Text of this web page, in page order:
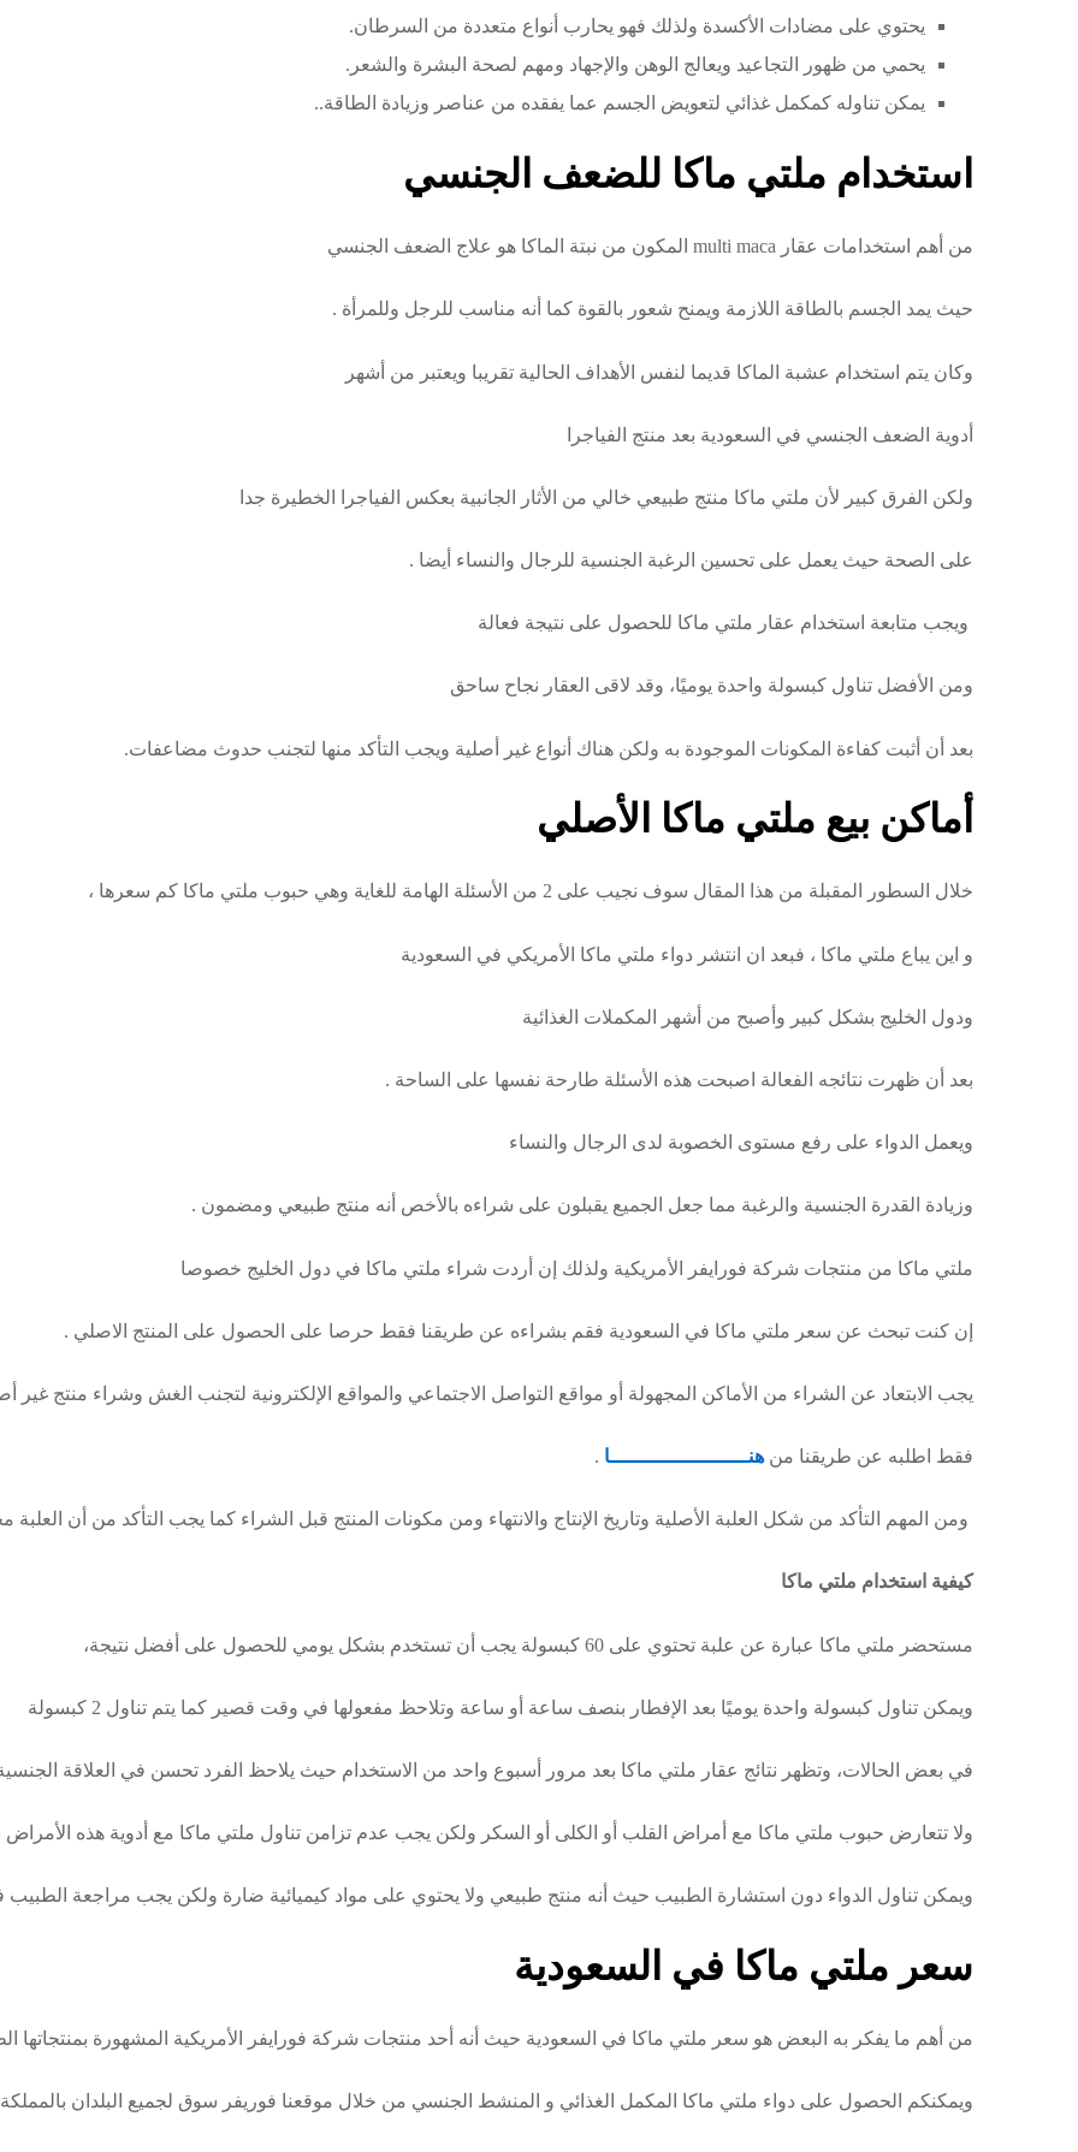
يحتوي على مضادات الأكسدة ولذلك فهو يحارب أنواع متعددة من السرطان.
يحمي من ظهور التجاعيد ويعالج الوهن والإجهاد ومهم لصحة البشرة والشعر.
يمكن تناوله كمكمل غذائي لتعويض الجسم عما يفقده من عناصر وزيادة الطاقة..
استخدام ملتي ماكا للضعف الجنسي
من أهم استخدامات عقار multi maca المكون من نبتة الماكا هو علاج الضعف الجنسي
حيث يمد الجسم بالطاقة اللازمة ويمنح شعور بالقوة كما أنه مناسب للرجل وللمرأة .
وكان يتم استخدام عشبة الماكا قديما لنفس الأهداف الحالية تقريبا ويعتبر من أشهر
أدوية الضعف الجنسي في السعودية بعد منتج الفياجرا
ولكن الفرق كبير لأن ملتي ماكا منتج طبيعي خالي من الأثار الجانبية بعكس الفياجرا الخطيرة جدا
على الصحة حيث يعمل على تحسين الرغبة الجنسية للرجال والنساء أيضا .
ويجب متابعة استخدام عقار ملتي ماكا للحصول على نتيجة فعالة
ومن الأفضل تناول كبسولة واحدة يوميًا، وقد لاقى العقار نجاح ساحق
بعد أن أثبت كفاءة المكونات الموجودة به ولكن هناك أنواع غير أصلية ويجب التأكد منها لتجنب حدوث مضاعفات.
أماكن بيع ملتي ماكا الأصلي
خلال السطور المقبلة من هذا المقال سوف نجيب على 2 من الأسئلة الهامة للغاية وهي حبوب ملتي ماكا كم سعرها ،
و اين يباع ملتي ماكا ، فبعد ان انتشر دواء ملتي ماكا الأمريكي في السعودية
ودول الخليج بشكل كبير وأصبح من أشهر المكملات الغذائية
بعد أن ظهرت نتائجه الفعالة اصبحت هذه الأسئلة طارحة نفسها على الساحة .
ويعمل الدواء على رفع مستوى الخصوبة لدى الرجال والنساء
وزيادة القدرة الجنسية والرغبة مما جعل الجميع يقبلون على شراءه بالأخص أنه منتج طبيعي ومضمون .
ملتي ماكا من منتجات شركة فورايفر الأمريكية ولذلك إن أردت شراء ملتي ماكا في دول الخليج خصوصا
إن كنت تبحث عن سعر ملتي ماكا في السعودية فقم بشراءه عن طريقنا فقط حرصا على الحصول على المنتج الاصلي .
يجب الابتعاد عن الشراء من الأماكن المجهولة أو مواقع التواصل الاجتماعي والمواقع الإلكترونية لتجنب الغش وشراء منتج غير
فقط اطلبه عن طريقنا من هنـــــــــــــــــــــــا .
ومن المهم التأكد من شكل العلبة الأصلية وتاريخ الإنتاج والانتهاء ومن مكونات المنتج قبل الشراء كما يجب التأكد من أن العلبة
كيفية استخدام ملتي ماكا
مستحضر ملتي ماكا عبارة عن علبة تحتوي على 60 كبسولة يجب أن تستخدم بشكل يومي للحصول على أفضل نتيجة،
ويمكن تناول كبسولة واحدة يوميًا بعد الإفطار بنصف ساعة أو ساعة وتلاحظ مفعولها في وقت قصير كما يتم تناول 2 كبسولة
في بعض الحالات، وتظهر نتائج عقار ملتي ماكا بعد مرور أسبوع واحد من الاستخدام حيث يلاحظ الفرد تحسن في العلاقة
ولا تتعارض حبوب ملتي ماكا مع أمراض القلب أو الكلى أو السكر ولكن يجب عدم تزامن تناول ملتي ماكا مع أدوية هذه الأمراض
ويمكن تناول الدواء دون استشارة الطبيب حيث أنه منتج طبيعي ولا يحتوي على مواد كيميائية ضارة ولكن يجب مراجعة
سعر ملتي ماكا في السعودية
من أهم ما يفكر به البعض هو سعر ملتي ماكا في السعودية حيث أنه أحد منتجات شركة فورايفر الأمريكية المشهورة بمنتجاتها
ويمكنكم الحصول على دواء ملتي ماكا المكمل الغذائي و المنشط الجنسي من خلال موقعنا فوريفر سوق لجميع البلدان بالمملكة العربية